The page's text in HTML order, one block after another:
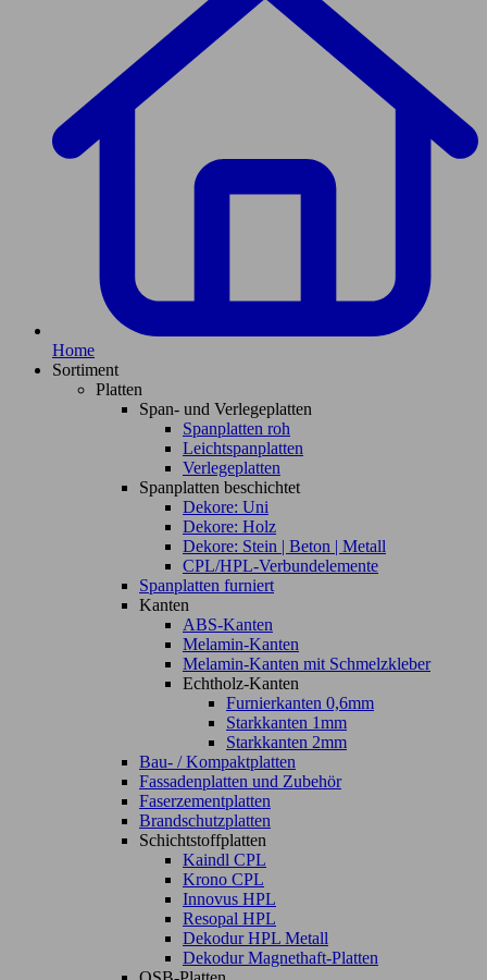
Home
Sortiment
Platten
Span- und Verlegeplatten
Spanplatten roh
Leichtspanplatten
Verlegeplatten
Spanplatten beschichtet
Dekore: Uni
Dekore: Holz
Dekore: Stein | Beton | Metall
CPL/HPL-Verbundelemente
Spanplatten furniert
Kanten
ABS-Kanten
Melamin-Kanten
Melamin-Kanten mit Schmelzkleber
Echtholz-Kanten
Furnierkanten 0,6mm
Starkkanten 1mm
Starkkanten 2mm
Bau- / Kompaktplatten
Fassadenplatten und Zubehör
Faserzementplatten
Brandschutzplatten
Schichtstoffplatten
Kaindl CPL
Krono CPL
Innovus HPL
Resopal HPL
Dekodur HPL Metall
Dekodur Magnethaft-Platten